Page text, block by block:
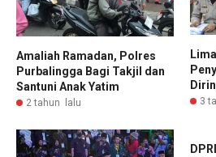
Amaliah Ramadan, Polres
Purbalingga Bagi Takjil dan
Santuni Anak Yatim
2 tahun lalu 3